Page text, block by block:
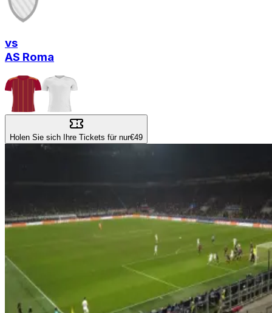
vs
AS Roma
Holen Sie sich Ihre Tickets für nur€49